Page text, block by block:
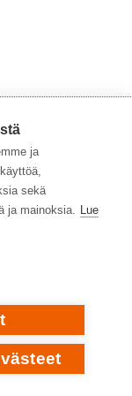
•Poverina
•Self
•
Helmi
ja
sekä
ja mainoksia. Lue